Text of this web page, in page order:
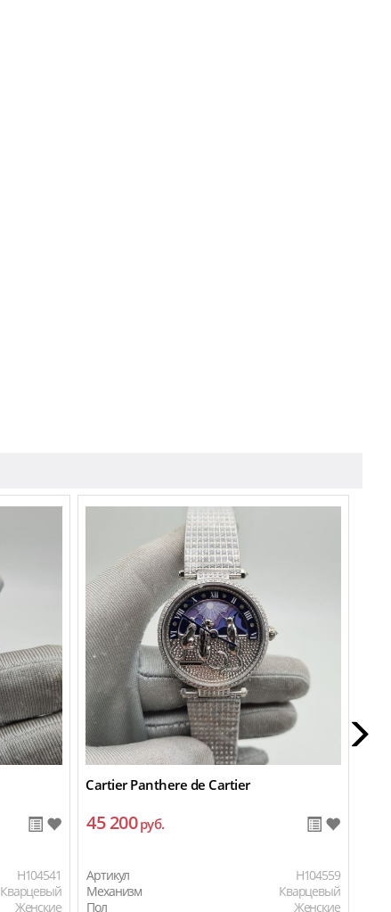
H104541
Кварцевый
Женские
Cartier Panthere de Cartier
45 200руб.
Артикул
H104559
Механизм
Кварцевый
Пол
Женские